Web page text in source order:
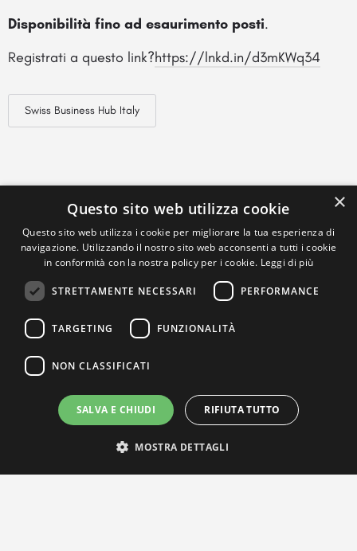
Disponibilità fino ad esaurimento posti.
Registrati a questo link?https://lnkd.in/d3mKWq34
Swiss Business Hub Italy
×
Questo sito web utilizza cookie
Questo sito web utilizza i cookie per migliorare la tua esperienza di
navigazione. Utilizzando il nostro sito web acconsenti a tutti i cookie
in conformità con la nostra policy per i cookie. Leggi di più
STRETTAMENTE NECESSARI PERFORMANCE
TARGETING FUNZIONALITÀ
NON CLASSIFICATI
SALVA E CHIUDI RIFIUTA TUTTO
MOSTRA DETTAGLI